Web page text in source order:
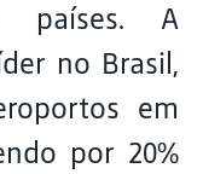
países. A
no Brasil,
em
por 20%